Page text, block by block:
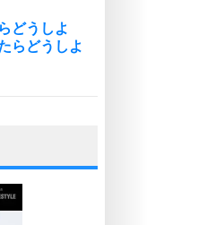
どうしよ
らどうしよ
ない。